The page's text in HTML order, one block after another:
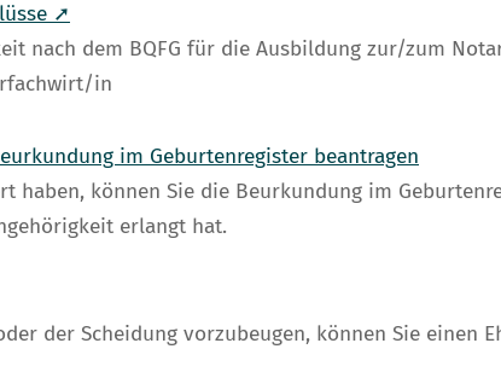
➚
nach dem BQFG für die Ausbildung zur/zum
in
im Geburtenregister beantragen
haben, können Sie die Beurkundung im
erlangt hat.
der Scheidung vorzubeugen, können Sie einen